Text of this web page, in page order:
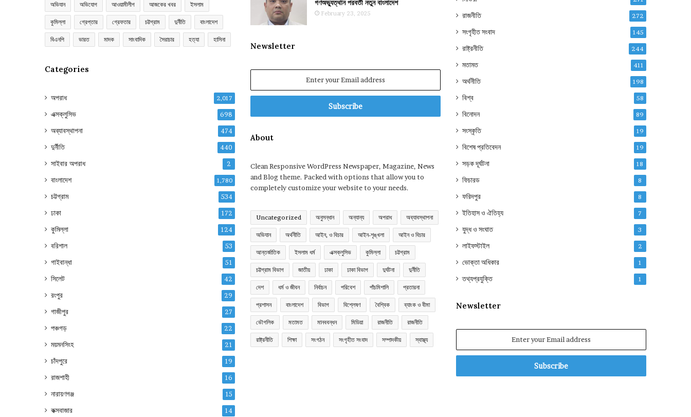
অভিযান অভিযোগ আওয়ামীলীগ আজকের খবর ইসলাম
কুমিল্লা গ্রেপ্তার গ্রেফতার চট্টগ্রাম দুর্নীতি বাংলাদেশ
বিএনপি ভারত মাদক সাংবাদিক সৈরাচার হত্যা হাসিনা
Categories
অপরাধ 2,017
এক্সক্লুসিভ 698
অব্যাবস্থাপনা 474
দুর্নীতি 440
সাইবার অপরাধ 2
বাংলাদেশ 1,780
চট্টগ্রাম 534
ঢাকা 172
কুমিল্লা 124
বরিশাল 53
গাইবান্ধা 51
সিলেট 42
রংপুর 29
গাজীপুর 27
পঞ্চগড় 22
ময়মনসিংহ 21
চাঁদপুরে 19
রাজশাহী 16
নারায়ণগঞ্জ 15
কক্সবাজার 14
গণঅভ্যুত্থান পরবর্তী নতুন বাংলাদেশ
February 23, 2025
Newsletter
Email
About
Clean Responsive WordPress Newspaper, Magazine, News
and Blog theme. Packed with options that allow you to
completely customize your website to your needs.
Uncategorized অনুসন্ধান অন্যান্য অপরাধ অব্যাবস্থাপনা
অভিযান অর্থনীতি আইন, ও বিচার আইন-শৃঙ্খলা আইন ও বিচার
আন্তর্জাতিক ইসলাম ধর্ম এক্সক্লুসিভ কুমিল্লা চট্টগ্রাম
চট্টগ্রাম বিভাগ জাতীয় ঢাকা ঢাকা বিভাগ দুর্ঘটনা দুর্নীতি
দেশ ধর্ম ও জীবন নির্বাচন পরিবেশ পাঁচমিশালি প্রতারনা
প্রশাসন বাংলাদেশ বিভাগ বিশ্লেষণ বৈশ্বিক ব্যাংক ও বীমা
ভৌগলিক মতামত মানববন্ধন মিডিয়া রাজনীতি রাজনীতি
রাষ্ট্রনীতি শিক্ষা সংগঠন সংগৃহীত সংবাদ সম্পাদকীয় স্বাস্থ্য
রাজনীতি 272
সংগৃহীত সংবাদ 145
রাষ্ট্রনীতি 244
মতামত 411
অর্থনীতি 198
বিশ্ব 58
বিনোদন 89
সংস্কৃতি 19
বিশেষ প্রতিবেদন 19
সড়ক দূর্ঘটনা 18
ফিচারড 8
ফরিদপুর 8
ইতিহাস ও ঐতিহ্য 7
যুদ্ধ ও সংঘাত 3
লাইফস্টাইল 2
ভোক্তা অধিকার 1
তথ্যপ্রযুক্তি 1
Newsletter
Email